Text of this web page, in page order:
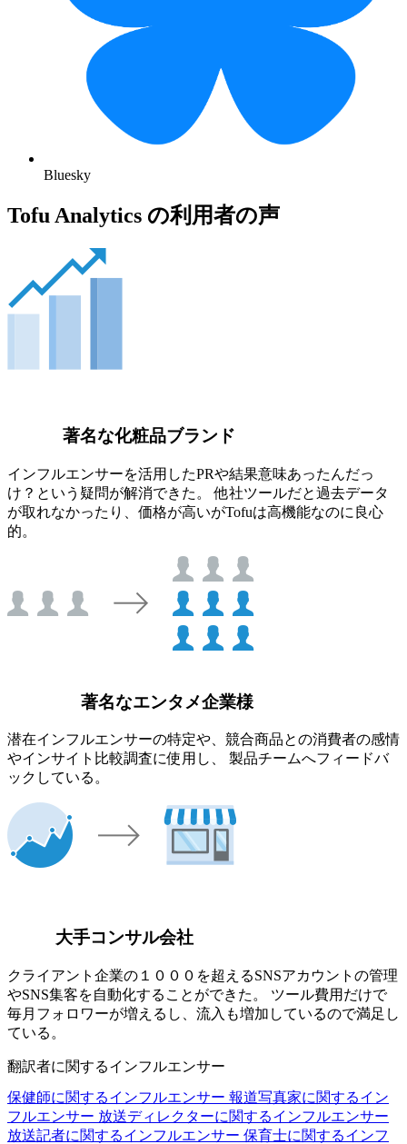
Bluesky
Tofu Analytics の利用者の声
著名な化粧品ブランド
インフルエンサーを活用したPRや結果意味あったんだっ
け？という疑問が解消できた。 他社ツールだと過去データ
が取れなかったり、価格が高いがTofuは高機能なのに良心
的。
著名なエンタメ企業様
潜在インフルエンサーの特定や、競合商品との消費者の感情
やインサイト比較調査に使用し、 製品チームへフィードバ
ックしている。
大手コンサル会社
クライアント企業の１０００を超えるSNSアカウントの管理
やSNS集客を自動化することができた。 ツール費用だけで
毎月フォロワーが増えるし、流入も増加しているので満足し
ている。
翻訳者に関するインフルエンサー
保健師に関するインフルエンサー 報道写真家に関するイン
フルエンサー 放送ディレクターに関するインフルエンサー
放送記者に関するインフルエンサー 保育士に関するインフ